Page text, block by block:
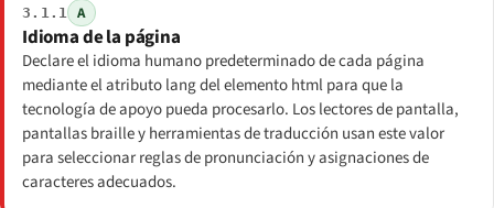
3.1.1 A
Idioma de la página
Declare el idioma humano predeterminado de cada página
mediante el atributo lang del elemento html para que la
tecnología de apoyo pueda procesarlo. Los lectores de pantalla,
pantallas braille y herramientas de traducción usan este valor
para seleccionar reglas de pronunciación y asignaciones de
caracteres adecuados.